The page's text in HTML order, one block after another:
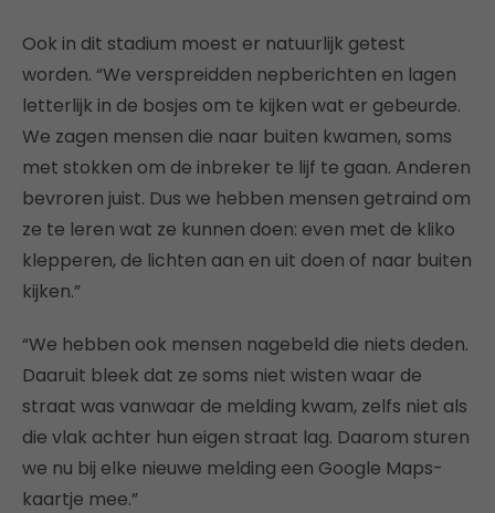
Ook in dit stadium moest er natuurlijk getest
worden. “We verspreidden nepberichten en lagen
letterlijk in de bosjes om te kijken wat er gebeurde.
We zagen mensen die naar buiten kwamen, soms
met stokken om de inbreker te lijf te gaan. Anderen
bevroren juist. Dus we hebben mensen getraind om
ze te leren wat ze kunnen doen: even met de kliko
klepperen, de lichten aan en uit doen of naar buiten
kijken.”
“We hebben ook mensen nagebeld die niets deden.
Daaruit bleek dat ze soms niet wisten waar de
straat was vanwaar de melding kwam, zelfs niet als
die vlak achter hun eigen straat lag. Daarom sturen
we nu bij elke nieuwe melding een Google Maps-
kaartje mee.”